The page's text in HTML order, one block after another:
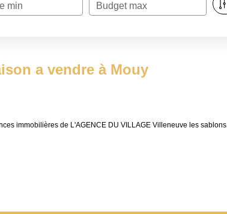
min Budget max
a vendre à Mouy
immobilières de L'AGENCE DU VILLAGE Villeneuve les sablons.